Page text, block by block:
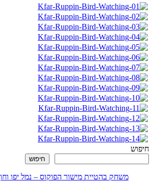
חיפוש
חיפוש
משחק בהטיית מישור הפוקוס – נמל יפו